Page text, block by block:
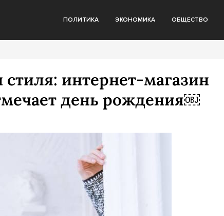
ПОЛИТИКА ЭКОНОМИКА ОБЩЕСТВО
стиля: интернет-магазин
день рождения￼